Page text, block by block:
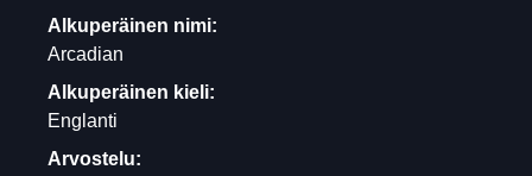
Alkuperäinen nimi:
Arcadian
Alkuperäinen kieli:
Englanti
Arvostelu: